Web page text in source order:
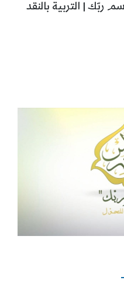
ربّك | التربية بالنقد